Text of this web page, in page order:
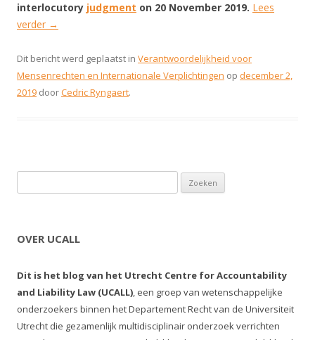
interlocutory judgment on 20 November 2019. Lees
verder →
Dit bericht werd geplaatst in Verantwoordelijkheid voor
Mensenrechten en Internationale Verplichtingen op december 2,
2019 doorCedric Ryngaert.
OVER UCALL
Dit is het blog van het Utrecht Centre for Accountability
and Liability Law (UCALL), een groep van wetenschappelijke
onderzoekers binnen het Departement Recht van de Universiteit
Utrecht die gezamenlijk multidisciplinair onderzoek verrichten